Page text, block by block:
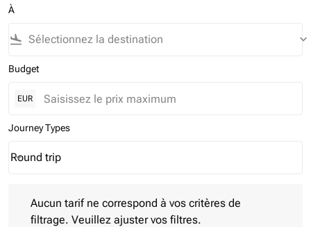
À
flight_land keyboard_arrow_down
Budget
EUR
Journey Types
Journey Types option Round trip Selected
Round trip
keyboard_arrow_down
Aucun tarif ne correspond à vos critères de
filtrage. Veuillez ajuster vos filtres.